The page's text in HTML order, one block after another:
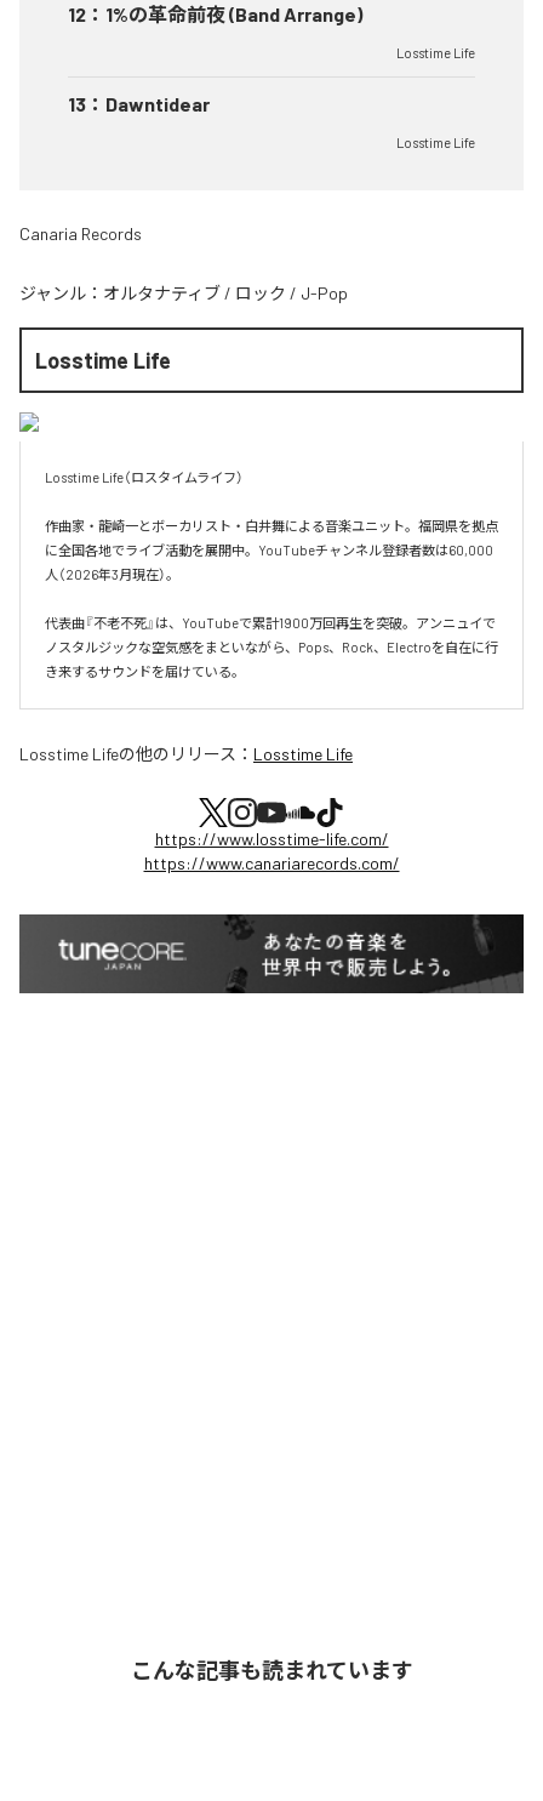
12 ： 1%の革命前夜 (Band Arrange)
Losstime Life
13 ： Dawntidear
Losstime Life
Canaria Records
ジャンル： オルタナティブ / ロック / J-Pop
Losstime Life
Losstime Life（ロスタイムライフ）
作曲家・龍崎一とボーカリスト・白井舞による音楽ユニット。福岡県を拠点
に全国各地でライブ活動を展開中。YouTubeチャンネル登録者数は60,000
人（2026年3月現在）。
代表曲『不老不死』は、YouTubeで累計1900万回再生を突破。アンニュイで
ノスタルジックな空気感をまといながら、Pops、Rock、Electroを自在に行
き来するサウンドを届けている。
Losstime Lifeの他のリリース： Losstime Life
https://www.losstime-life.com/
https://www.canariarecords.com/
こんな記事も読まれています